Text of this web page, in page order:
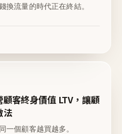
換流量的時代正在終結。
客終身價值 LTV，讓顧
法
一個顧客越買越多。